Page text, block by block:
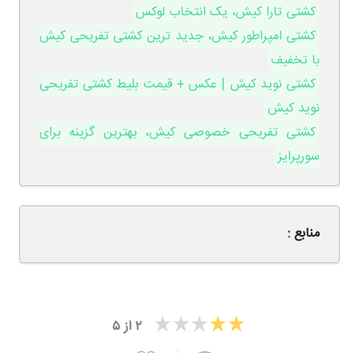
کشتی تارا کیش، یک انتخاب لوکس
کشتی امپراطور کیش، جدید ترین کشتی تفریحی کیش
با تخفیف
کشتی نوید کیش | عکس + قیمت بلیط کشتی تفریحی
نوید کیش
کشتی تفریحی خصوصی کیش، بهترین گزینه برای
سورپرایز
منابع :
۲از۵